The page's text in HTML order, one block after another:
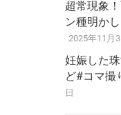
超常現象
ン種明か
2025年11月3
妊娠した
ど#コマ撮
日